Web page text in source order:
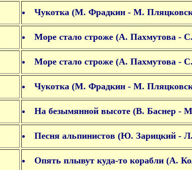
Чукотка (М. Фрадкин - М.
Море стало строже (А. Пахмутова -
Море стало строже (А. Пахмутова -
Чукотка (М. Фрадкин - М.
На безымянной высоте (В. Баснер -
Песня альпинистов (Ю. Зарицкий -
Опять плывут куда-то корабли (А.